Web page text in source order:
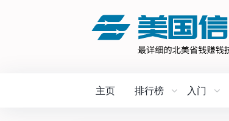
主页 排行榜 入门